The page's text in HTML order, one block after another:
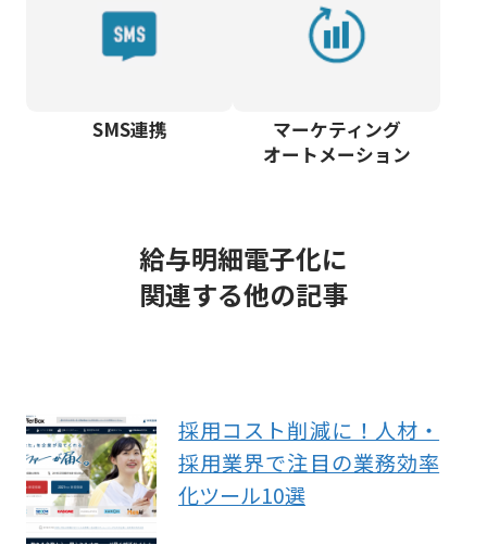
SMS連携
マーケティング
オートメーション
給与明細電子化に
関連する他の記事
採用コスト削減に！人材・
採用業界で注目の業務効率
化ツール10選